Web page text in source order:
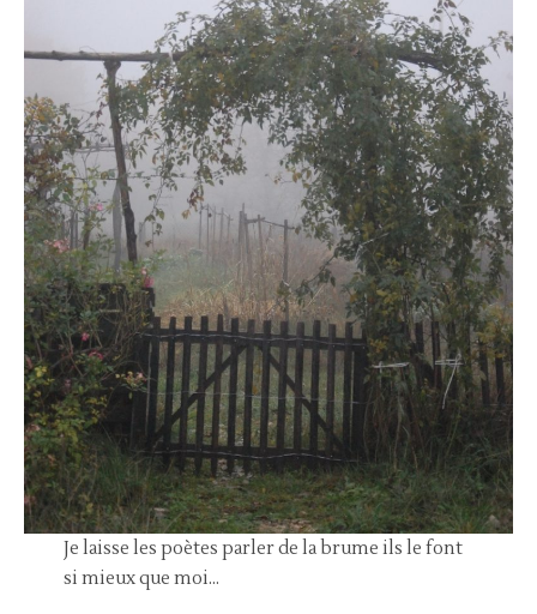
Je laisse les poètes parler de la brume ils le font
si mieux que moi…